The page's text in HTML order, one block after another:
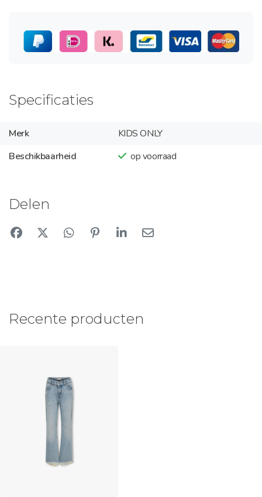
Specificaties
Merk
KIDS ONLY
Beschikbaarheid
op voorraad
Delen
Recente producten